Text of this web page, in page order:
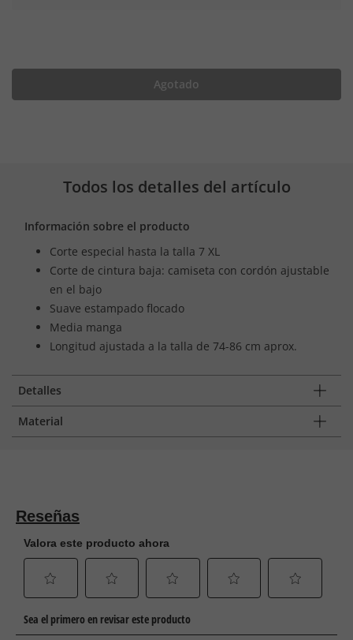
Agotado
Todos los detalles del artículo
Información sobre el producto
Corte especial hasta la talla 7 XL
Corte de cintura baja: camiseta con cordón ajustable
en el bajo
Suave estampado flocado
Media manga
Longitud ajustada a la talla de 74-86 cm aprox.
Detalles
Material